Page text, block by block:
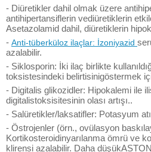
- Diüretikler dahil olmak üzere
antihipertansiflerin vediüretiklerin
Asetazolamid dahil, diüretiklerin
- Anti-tüberküloz ilaçlar: İzoniyazid
azalabilir.
- Siklosporin: İki ilaç birlikte
toksistesindeki belirtisinigöstermek
- Digitalis glikozidler: Hipokalemi ile
digitalistoksisitesinin olası artışı..
- Salüretikler/laksatifler: Potasyum
- Östrojenler (örn., ovülasyon
Kortikosteroidinyarılanma ömrü ve
klirensi azalabilir. Daha